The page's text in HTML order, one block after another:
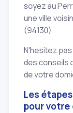
soyez au
une ville
(94130).
N'hésitez
des conseils
de votre
Les
pour votre